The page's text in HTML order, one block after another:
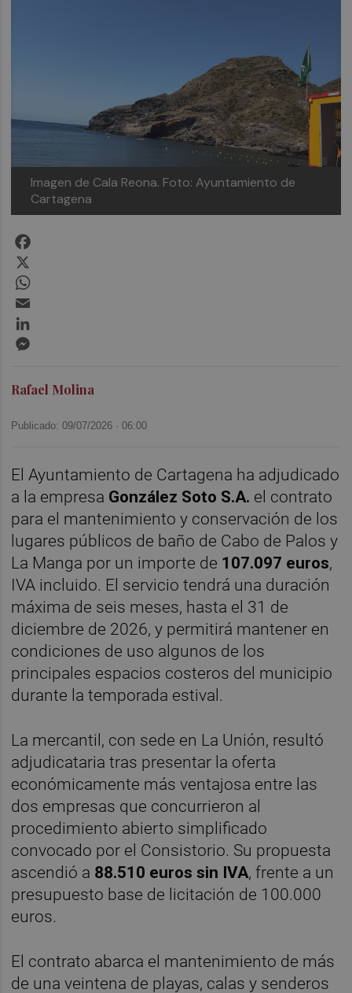
Imagen de Cala Reona. Foto: Ayuntamiento de
Cartagena
Rafael Molina
Publicado: 09/07/2026 ·06:00
El Ayuntamiento de Cartagena ha adjudicado
a la empresa González Soto S.A. el contrato
para el mantenimiento y conservación de los
lugares públicos de baño de Cabo de Palos y
La Manga por un importe de 107.097 euros,
IVA incluido. El servicio tendrá una duración
máxima de seis meses, hasta el 31 de
diciembre de 2026, y permitirá mantener en
condiciones de uso algunos de los
principales espacios costeros del municipio
durante la temporada estival.
La mercantil, con sede en La Unión, resultó
adjudicataria tras presentar la oferta
económicamente más ventajosa entre las
dos empresas que concurrieron al
procedimiento abierto simplificado
convocado por el Consistorio. Su propuesta
ascendió a 88.510 euros sin IVA, frente a un
presupuesto base de licitación de 100.000
euros.
El contrato abarca el mantenimiento de más
de una veintena de playas, calas y senderos